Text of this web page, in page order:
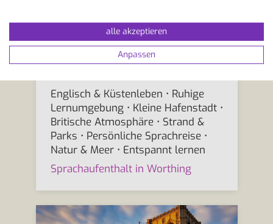
Worthing
Englisch & Küstenleben • Ruhige
Lernumgebung • Kleine Hafenstadt •
Britische Atmosphäre • Strand &
Parks • Persönliche Sprachreise •
Natur & Meer • Entspannt lernen
Sprachaufenthalt in Worthing
alle akzeptieren
Anpassen